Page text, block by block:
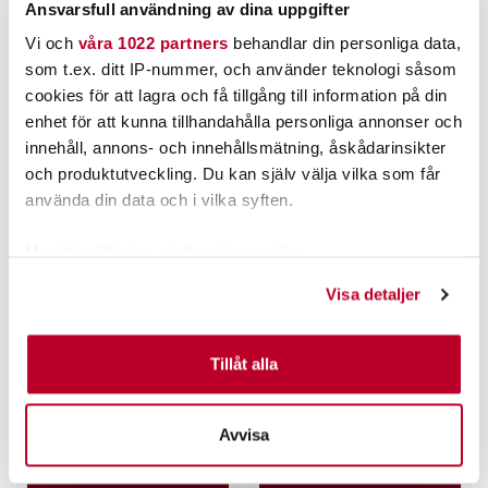
Ansvarsfull användning av dina uppgifter
Vi och våra 1022 partners behandlar din personliga data,
som t.ex. ditt IP-nummer, och använder teknologi såsom
cookies för att lagra och få tillgång till information på din
enhet för att kunna tillhandahålla personliga annonser och
innehåll, annons- och innehållsmätning, åskådarinsikter
och produktutveckling. Du kan själv välja vilka som får
använda din data och i vilka syften.
Identifiera din enhet genom att aktivt skanna den för
specifika kännetecken (fingeravtryck)
Ta reda på mer om hur dina personliga uppgifter
Du kan ändra eller dra tillbaka ditt samtycke när som
helst från cookie-förklaringen.
Visa detaljer
Tillåt alla
Avvisa
POPULÄRT JUST NU
Patriot Spöhållare Trio
135,00 krTidigare pris:
143,00 kr
143,00 kr
LÄGG I VARUKORGEN
Kinetic 4 Braid 150m Dusty
69,00 krTidigare pris:
79,95 kr
79,95 kr
LÄS MER